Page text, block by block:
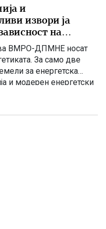
и
извори ја
на
ВМРО-ДПМНЕ носат
За само две
за енергетска
и модерен енергетски
нови инвестиции и
со европските